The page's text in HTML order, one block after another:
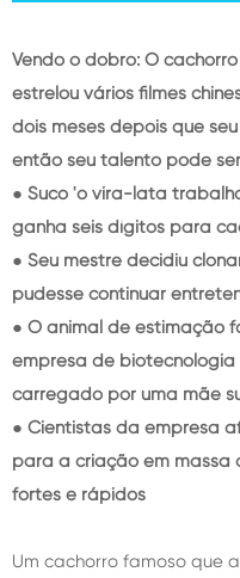
Vendo o dobro: O
estrelou vários filmes
dois meses depois que
então seu talento pode
● Suco 'o vira-lata
ganha seis dígitos para
● Seu mestre decidiu
pudesse continuar
● O animal de estimação
empresa de biotecnologia
carregado por uma mãe
● Cientistas da empresa
para a criação em massa
fortes e rápidos
Um cachorro famoso que